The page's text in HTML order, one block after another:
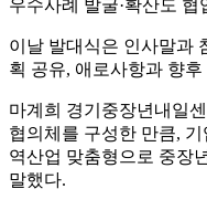
우수사례 발굴·확산도
이날 발대식은 인사말과
획 공유, 애로사항과 향
마계희 경기중장년내일
협의체를 구성한 만큼,
역산업 맞춤형으로 중장
말했다.